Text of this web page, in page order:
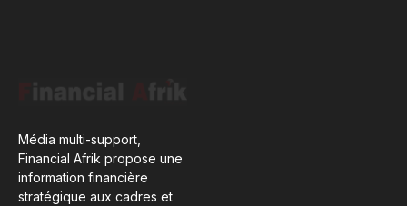
Média multi-support,
Financial Afrik propose une
information financière
stratégique aux cadres et